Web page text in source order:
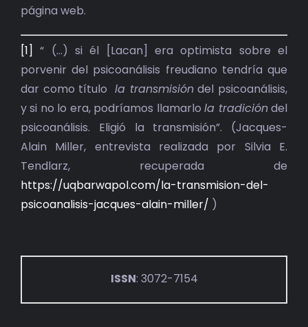
ACTUALIDAD
CONTACTO
página web.
[1] “ (…) si él [Lacan] era optimista sobre el
porvenir del psicoanálisis freudiano tendría que
dar como títulola transmisióndel psicoanálisis,
y si no lo era, podríamos llamarlola tradicióndel
psicoanálisis. Eligió la transmisión”. (Jacques-
Alain Miller, entrevista realizada por Silvia E.
Tendlarz, recuperada de
https://uqbarwapol.com/la-transmision-del-
psicoanalisis-jacques-alain-miller/ )
ISSN: 3072-7154